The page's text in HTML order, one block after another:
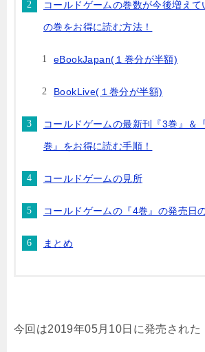
コールドゲームの巻数が今後増えて
の巻をお得に読む方法！
eBookJapan(１巻分が半額)
BookLive(１巻分が半額)
コールドゲームの最新刊『3巻』＆
巻』をお得に読む手順！
コールドゲームの見所
コールドゲームの『4巻』の発売日
まとめ
今回は2019年05月10日に発売された